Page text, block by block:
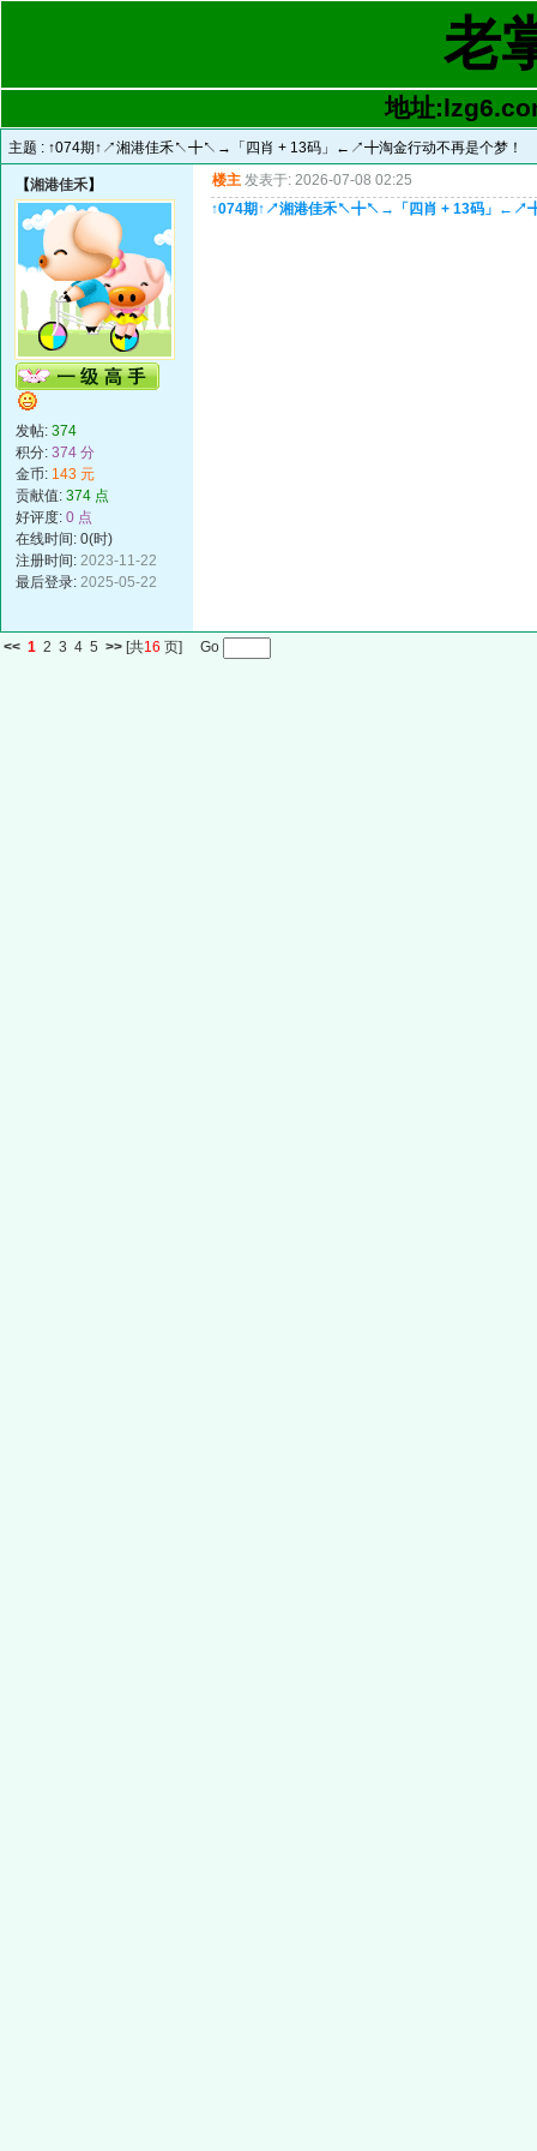
老
地址
主题 : ↑074期↑↗湘港佳禾↖╋↖→「四肖 + 13码」←↗╋淘金行动不再是个梦！
【湘港佳禾】
发帖: 374
积分: 374 分
金币: 143 元
贡献值: 374 点
好评度: 0 点
在线时间: 0(时)
注册时间: 2023-11-22
最后登录: 2025-05-22
楼主 发表于: 2026-07-08 02:25
↑074期↑↗湘港佳禾↖╋↖→「四肖 + 13码」←↗╋
<< 1 2 3 4 5 >> [共16 页] Go